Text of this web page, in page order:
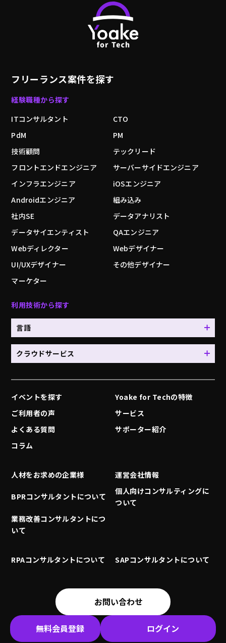
フリーランス案件を探す
経験職種から探す
ITコンサルタント
CTO
PdM
PM
技術顧問
テックリード
フロントエンドエンジニア
サーバーサイドエンジニア
インフラエンジニア
iOSエンジニア
Androidエンジニア
組み込み
社内SE
データアナリスト
データサイエンティスト
QAエンジニア
Webディレクター
Webデザイナー
UI/UXデザイナー
その他デザイナー
マーケター
利用技術から探す
言語
クラウドサービス
イベントを探す
Yoake for Techの特徴
ご利用者の声
サービス
よくある質問
サポーター紹介
コラム
人材をお求めの企業様 運営会社情報
BPRコンサルタントについて
個人向けコンサルティングに
ついて
業務改善コンサルタントにつ
いて
RPAコンサルタントについて SAPコンサルタントについて
お問い合わせ
無料会員登録 ログイン